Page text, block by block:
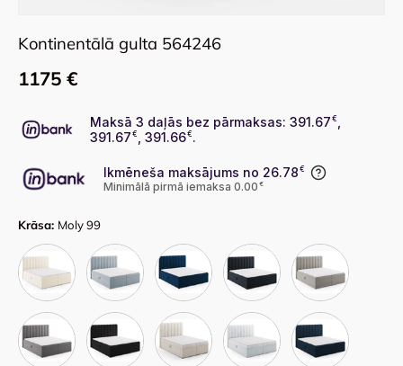
Kontinentālā gulta 564246
1175 €
Maksā 3 daļās bez pārmaksas: 391.67 €
391.67 € , 391.66€ .
Ikmēneša maksājums no 26.78 €
Minimālā pirmā iemaksa 0.00 €
Krāsa: Moly 99
Bluvel 22 Bluvel 06 Bluvel 86 Bluvel 89 Bluvel 13
Bluvel 14 Bluvel 19 Moly 04 Moly 70 Moly 79